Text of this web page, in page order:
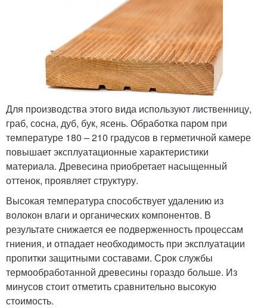
Для производства этого вида используют лиственницу,
граб, сосна, дуб, бук, ясень. Обработка паром при
температуре 180 – 210 градусов в герметичной камере
повышает эксплуатационные характеристики
материала. Древесина приобретает насыщенный
оттенок, проявляет структуру.
Высокая температура способствует удалению из
волокон влаги и органических компонентов. В
результате снижается ее подверженность процессам
гниения, и отпадает необходимость при эксплуатации
пропитки защитными составами. Срок службы
термообработанной древесины гораздо больше. Из
минусов стоит отметить сравнительно высокую
стоимость.